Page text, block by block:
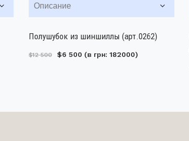
Описание
Полушубок из шиншиллы (арт.0262)
$12 500 $6 500 (в грн: 182000)